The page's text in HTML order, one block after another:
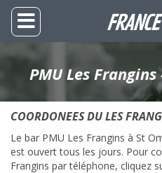
PMU Les
COORDONEES DU LES
Le bar PMU Les Frangins à St
est ouvert tous les jours. Pour
Frangins par téléphone, cliquez